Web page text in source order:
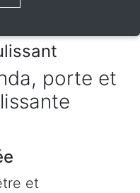
porte et
et